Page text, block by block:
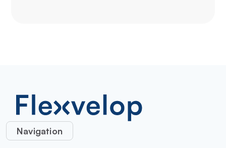
Navigation